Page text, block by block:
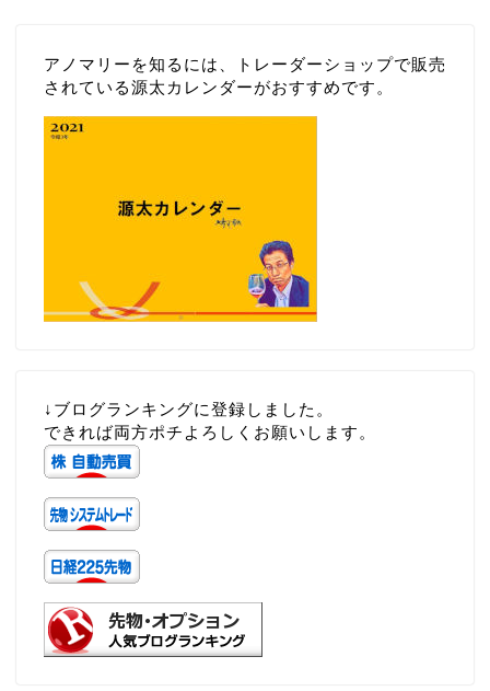
アノマリーを知るには、トレーダーショップで販売
されている源太カレンダーがおすすめです。
↓ブログランキングに登録しました。
できれば両方ポチよろしくお願いします。